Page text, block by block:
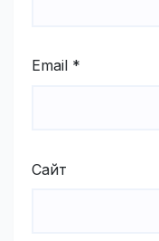
Email *
Сайт